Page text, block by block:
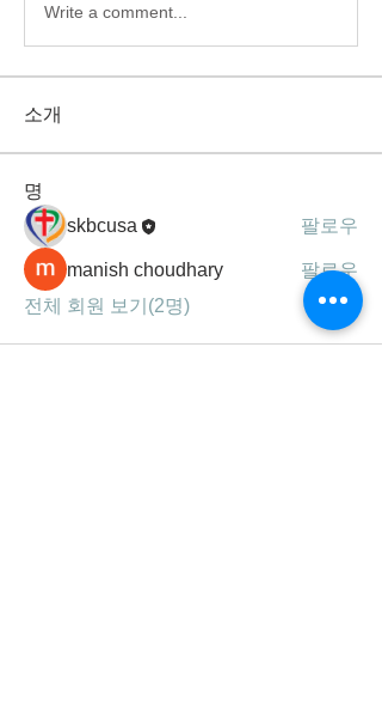
Write a comment...
소개
명
skbcusa
팔로우
manish choudhary
팔로우
전체 회원 보기(2명)